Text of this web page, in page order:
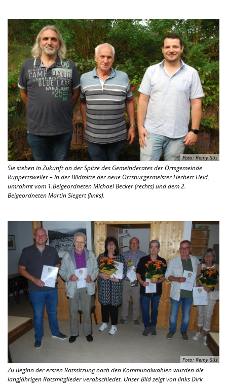
Foto: Remy Süs
Sie stehen in Zukunft an der Spitze des Gemeinderates der Ortsgemeinde
Ruppertsweiler – in der Bildmitte der neue Ortsbürgermeister Herbert Heid,
umrahmt vom 1.Beigeordneten Michael Becker (rechts) und dem 2.
Beigeordneten Martin Siegert (links).
Foto: Remy Süs
Zu Beginn der ersten Ratssitzung nach den Kommunalwahlen wurden die
langjährigen Ratsmitglieder verabschiedet. Unser Bild zeigt von links Dirk